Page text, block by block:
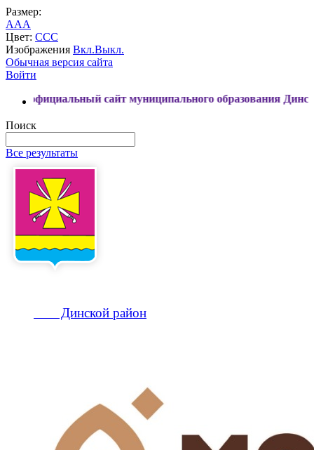
Размер:
AAA
Цвет: CCC
Изображения Вкл.Выкл.
Обычная версия сайта
Войти
сайт муниципального образования Динской район
Поиск
Все результаты
Динской район